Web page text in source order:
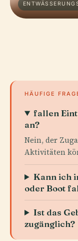
HÄUFIGE
fallen
an?
Nein, der
Aktivitäten
Kann ich
oder Boot
Ist das
zugänglich?